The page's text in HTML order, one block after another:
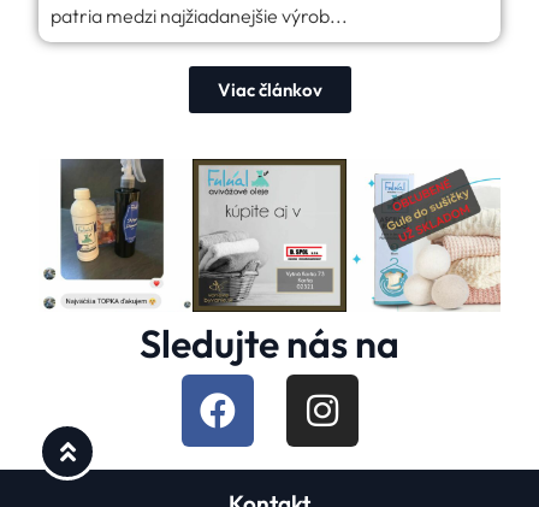
patria medzi najžiadanejšie výrob...
Viac článkov
Sledujte nás na